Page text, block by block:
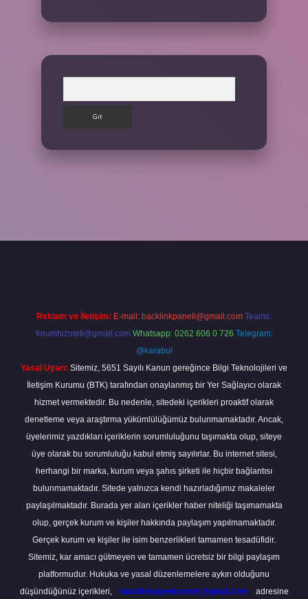
Reklam ve İletişim: E-mail: backlinkpaneli@gmail.com Teams:
forumhizmeti@gmail.com Whatsapp: 0262 606 0 726 Telegram:
@karabul
Yasal Uyarı: Sitemiz, 5651 Sayılı Kanun gereğince Bilgi Teknolojileri ve
İletişim Kurumu (BTK) tarafından onaylanmış bir Yer Sağlayıcı olarak
hizmet vermektedir. Bu nedenle, sitedeki içerikleri proaktif olarak
denetleme veya araştırma yükümlülüğümüz bulunmamaktadır. Ancak,
üyelerimiz yazdıkları içeriklerin sorumluluğunu taşımakta olup, siteye
üye olarak bu sorumluluğu kabul etmiş sayılırlar. Bu internet sitesi,
herhangi bir marka, kurum veya şahıs şirketi ile hiçbir bağlantısı
bulunmamaktadır. Sitede yalnızca kendi hazırladığımız makaleler
paylaşılmaktadır. Burada yer alan içerikler haber niteliği taşımamakta
olup, gerçek kurum ve kişiler hakkında paylaşım yapılmamaktadır.
Gerçek kurum ve kişiler ile isim benzerlikleri tamamen tesadüfidir.
Sitemiz, kar amacı gütmeyen ve tamamen ücretsiz bir bilgi paylaşım
platformudur. Hukuka ve yasal düzenlemelere aykırı olduğunu
düşündüğünüz içerikleri,
backlinkpanelicomtr@gmail.com adresine